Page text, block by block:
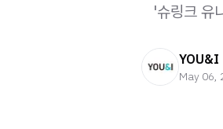
'슈링크
YOU&I
May 06,